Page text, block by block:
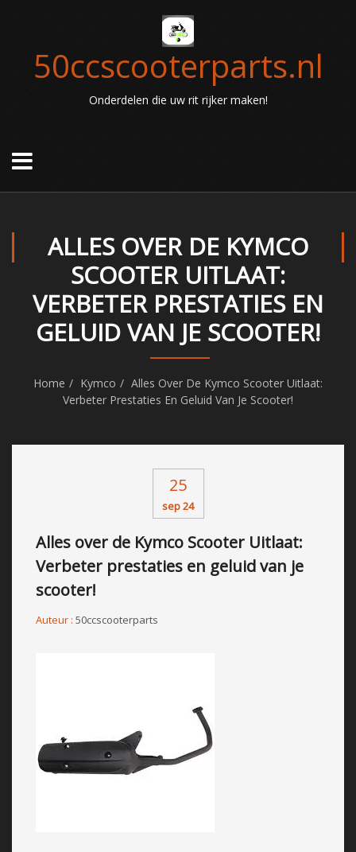
50ccscooterparts.nl
Onderdelen die uw rit rijker maken!
ALLES OVER DE KYMCO
SCOOTER UITLAAT:
VERBETER PRESTATIES EN
GELUID VAN JE SCOOTER!
Home Kymco
Alles Over De Kymco Scooter Uitlaat:
Verbeter Prestaties En Geluid Van Je Scooter!
25
sep 24
Alles over de Kymco Scooter Uitlaat:
Verbeter prestaties en geluid van je
scooter!
Auteur : 50ccscooterparts